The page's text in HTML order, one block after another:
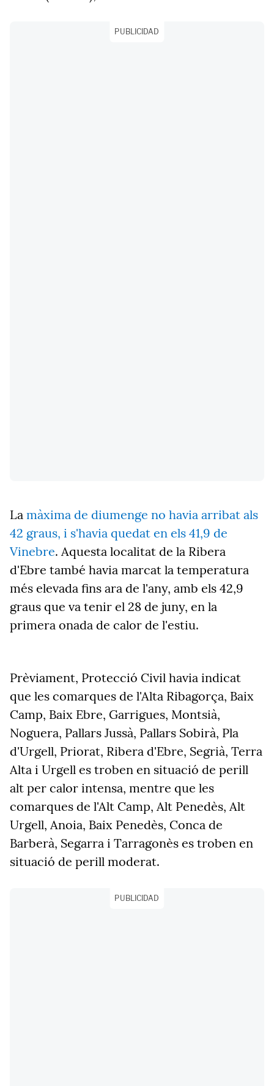
PUBLICIDAD
La màxima de diumenge no havia arribat als
42 graus, i s'havia quedat en els 41,9 de
Vinebre. Aquesta localitat de la Ribera
d'Ebre també havia marcat la temperatura
més elevada fins ara de l'any, amb els 42,9
graus que va tenir el 28 de juny, en la
primera onada de calor de l'estiu.
Prèviament, Protecció Civil havia indicat
que les comarques de l'Alta Ribagorça, Baix
Camp, Baix Ebre, Garrigues, Montsià,
Noguera, Pallars Jussà, Pallars Sobirà, Pla
d'Urgell, Priorat, Ribera d'Ebre, Segrià, Terra
Alta i Urgell es troben en situació de perill
alt per calor intensa, mentre que les
comarques de l'Alt Camp, Alt Penedès, Alt
Urgell, Anoia, Baix Penedès, Conca de
Barberà, Segarra i Tarragonès es troben en
situació de perill moderat.
PUBLICIDAD